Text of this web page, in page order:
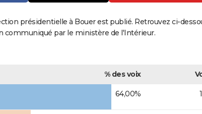
présidentielle à Bouer est publié. Retrouvez ci-
communiqué par le ministère de l'Intérieur.
% des voix
64,00%